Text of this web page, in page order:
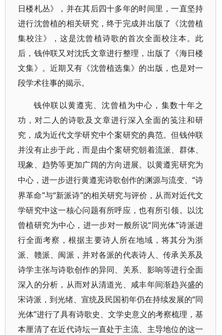
日楼札丛》，并在其后四十多年的时间里，一直坚持
进行沈曾植的相关研究，终于完成并出版了《沈曾植
集校注》，这是沈曾植诗歌的首次全面校注本。此
后，钱仲联又对沈氏文章进行整理，出版了《海日楼
文集》。近期又有《沈曾植选集》的出版，也是对一
段学术往事的揭示。
钱仲联以黄遵宪、沈曾植为中心，集数十年之
功，对二人的诗歌及文章进行深入全面的笺注和研
究，成为近代文学研究中个案研究的典范。但钱仲联
并没有止步于此，而是由个案研究朝着流派、群体、
现象、趋势等更加广阔的方向进展。以黄遵宪研究为
中心，进一步进行黄遵宪诗歌创作的渊源与流变、“诗
界革命”与“新派诗”的相关研究与评价，从而对近代文
学研究中这一核心问题有所呼应，也有所引领。以沈
曾植研究为中心，进一步对一般所说“同光体”诗派进
行全面考察，根据主要诗人所在地域，将其分为浙
派、赣派、闽派，并对各派的代表诗人、传承关系及
诗学主张与诗歌创作的异同、关系、影响等进行全面
深入的分析，从而对从清道光、咸丰年间渐趋兴盛的
宋诗派，到光绪、宣统及民国初年仍在持续发展的“同
光体”进行了具有诗歌史、文学史意义的考察梳理，基
本厘清了在近代诗坛一直处于主流、主导地位的这一